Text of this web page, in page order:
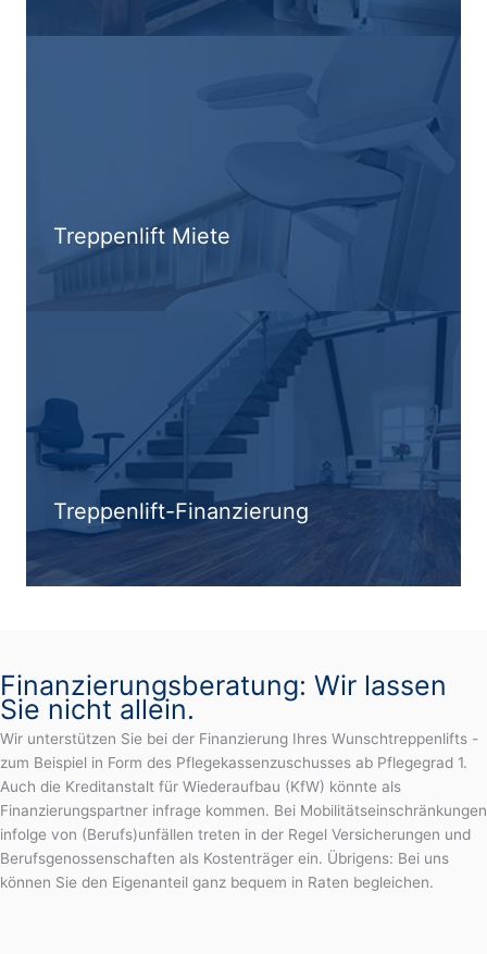
Treppenlift Miete
Treppenlift-Finanzierung
Finanzierungsberatung: Wir lassen
Sie nicht allein.
Wir unterstützen Sie bei der Finanzierung Ihres Wunschtreppenlifts -
zum Beispiel in Form des Pflegekassenzuschusses ab Pflegegrad 1.
Auch die Kreditanstalt für Wiederaufbau (KfW) könnte als
Finanzierungspartner infrage kommen. Bei Mobilitätseinschränkungen
infolge von (Berufs)unfällen treten in der Regel Versicherungen und
Berufsgenossenschaften als Kostenträger ein. Übrigens: Bei uns
können Sie den Eigenanteil ganz bequem in Raten begleichen.